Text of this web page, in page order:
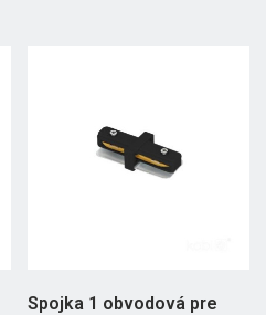
Spojka 1 obvodová pre